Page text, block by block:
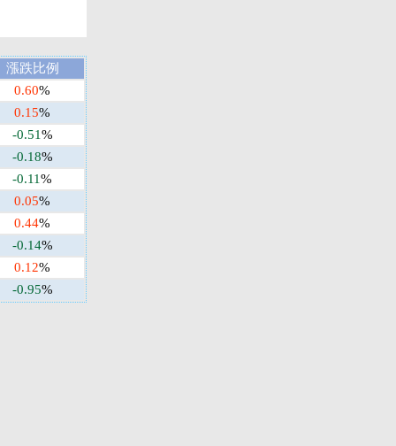
漲跌比例
0.60%
0.15%
-0.51%
-0.18%
-0.11%
0.05%
0.44%
-0.14%
0.12%
-0.95%